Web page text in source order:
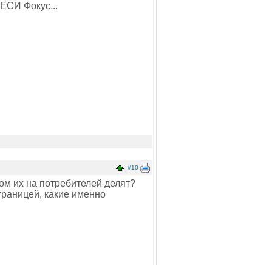
Фокус...
#10
их на потребителей делят?
какие именно